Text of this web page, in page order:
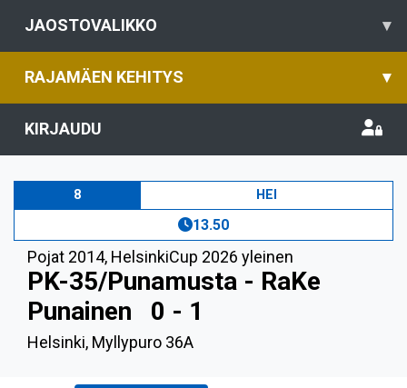
JAOSTOVALIKKO ▾
RAJAMÄEN KEHITYS ▾
KIRJAUDU
8 HEI
13.50
Pojat 2014, HelsinkiCup 2026 yleinen
PK-35/Punamusta - RaKe
Punainen
0 - 1
Helsinki, Myllypuro 36A